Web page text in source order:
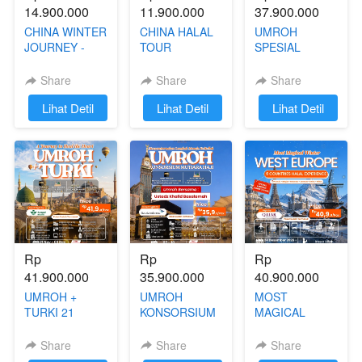
14.900.000
CHINA WINTER
JOURNEY -
SHANGHAI
HALAL 07 - 14
JANUARI 2027
Share
`Lihat Detil
11.900.000
CHINA HALAL
TOUR
FENGHUANG -
CHONGQING -
ZHANGJIAJIE)
04 - 12
SEPTEMBER
2026
Share
`
Lihat Detil
37.900.000
UMROH
SPESIAL
AKHIR TAHUN
31 DESEMBER
2026 - 08
JANUARI 2027
Share
`Lihat Detil
Rp
41.900.000
UMROH +
TURKI 21
03 DESEMBER
2026
Share
Rp
35.900.000
UMROH
KONSORSIUM
02 - 10
NOVEMBER
Share
Rp
40.900.000
MOST
MAGICAL
EUROPE 24
DESEMBER
Share